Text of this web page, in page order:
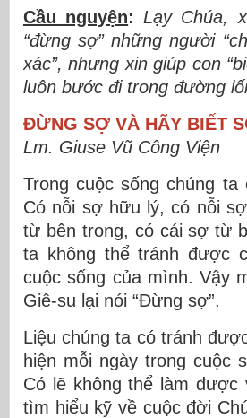
Cầu nguyện: Lạy Chúa,
“đừng sợ” những người
xác”, nhưng xin giúp con
luôn bước đi trong đường
ĐỪNG SỢ VÀ HÃY BIẾT
Lm. Giuse Vũ Công Viện
Trong cuộc sống chúng ta
Có nỗi sợ hữu lý, có nỗi
từ bên trong, có cái sợ từ
ta không thể tránh được
cuộc sống của mình. Vậy
Giê-su lại nói “Đừng sợ”.
Liệu chúng ta có tránh
hiện mỗi ngày trong cuộc
Có lẽ không thể làm được
tìm hiểu kỹ về cuộc đời